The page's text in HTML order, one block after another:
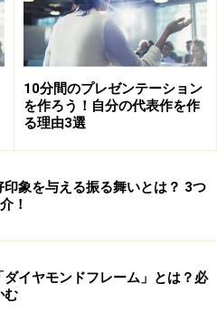
ているのです。
事の都合をつけて、この会議
の話を聞くために、余計な時
顔がこみあげてくるでしょ
り入れてみる
題にジョークを取り入れて
が言ったジョークで自分が
すよね。それを意図的に取
10分間のプレゼンテーション
を作ろう！自分の代表作を作
る理由3選
印象を与える振る舞いとは？ 3つ
！
ダイヤモンドフレーム」とは？必
む